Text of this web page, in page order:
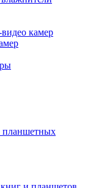
камер
планшетных